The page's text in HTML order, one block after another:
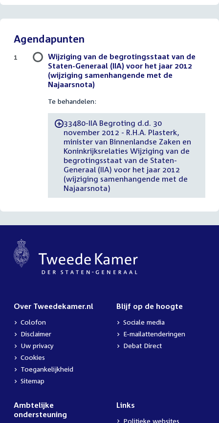
Agendapunten
Wijziging van de begrotingsstaat van de
Staten-Generaal (IIA) voor het jaar 2012
(wijziging samenhangende met de
Najaarsnota)
Te behandelen:
-33480-IIA Begroting d.d. 30
november 2012 - R.H.A. Plasterk,
minister van Binnenlandse Zaken en
Koninkrijksrelaties Wijziging van de
begrotingsstaat van de Staten-
Generaal (IIA) voor het jaar 2012
(wijziging samenhangende met de
Najaarsnota)
1
Over Tweedekamer.nl
Colofon
Disclaimer
Uw privacy
Cookies
Toegankelijkheid
Sitemap
Blijf op de hoogte
Sociale media
E-mailattenderingen
Debat Direct
Ambtelijke
ondersteuning
Links
Politieke websites